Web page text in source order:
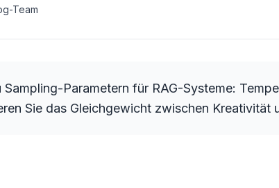
Team
Parametern für RAG-Systeme:
Sie das Gleichgewicht zwischen Kreativität